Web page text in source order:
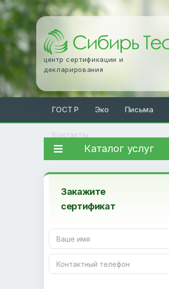
центр сертификации и
декларирования
ГОСТ Р Эко Письма
Контакты
Каталог услуг
Закажите
сертификат